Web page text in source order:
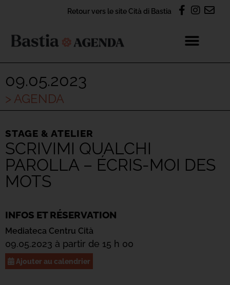
Retour vers le site Cità di Bastia
09.05.2023
> AGENDA
STAGE & ATELIER
SCRIVIMI QUALCHI
PAROLLA – ÉCRIS-MOI DES
MOTS
INFOS ET RÉSERVATION
Mediateca Centru Cità
09.05.2023 à partir de 15 h 00
Ajouter au calendrier